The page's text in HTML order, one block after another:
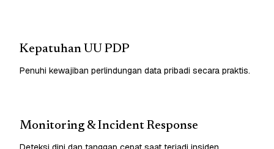
Kepatuhan UU PDP
Penuhi kewajiban perlindungan data pribadi secara praktis.
Monitoring & Incident Response